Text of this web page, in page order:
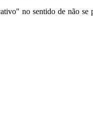
no sentido de não se